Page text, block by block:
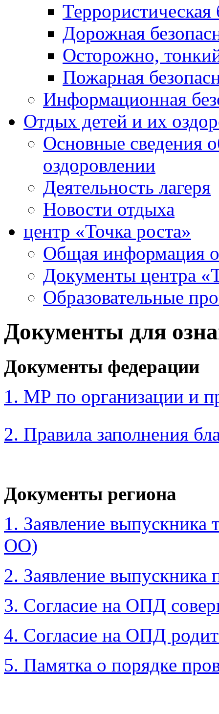
Террористическая
Дорожная
Осторожно,
Пожарная
Информационная
Отдых детей и их
Основные сведения
оздоровлении
Деятельность лагеря
Новости отдыха
центр «Точка роста»
Общая информация о
Документы центра
Образовательные
Документы для
Документы федерации
1. МР по организации и
2. Правила заполнения
Документы региона
1. Заявление выпускника
ОО)
2. Заявление
3. Согласие на ОПД
4. Согласие на ОПД
5. Памятка о порядке